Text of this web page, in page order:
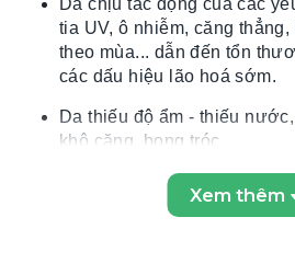
Da chịu tác động của các
tia UV, ô nhiễm, căng
theo mùa... dẫn đến tổn
các dấu hiệu lão hoá sớm.
Da thiếu độ ẩm - thiếu
khô căng, bong tróc.
Da xỉn màu, thâm sạm, đốm
Xem thêm